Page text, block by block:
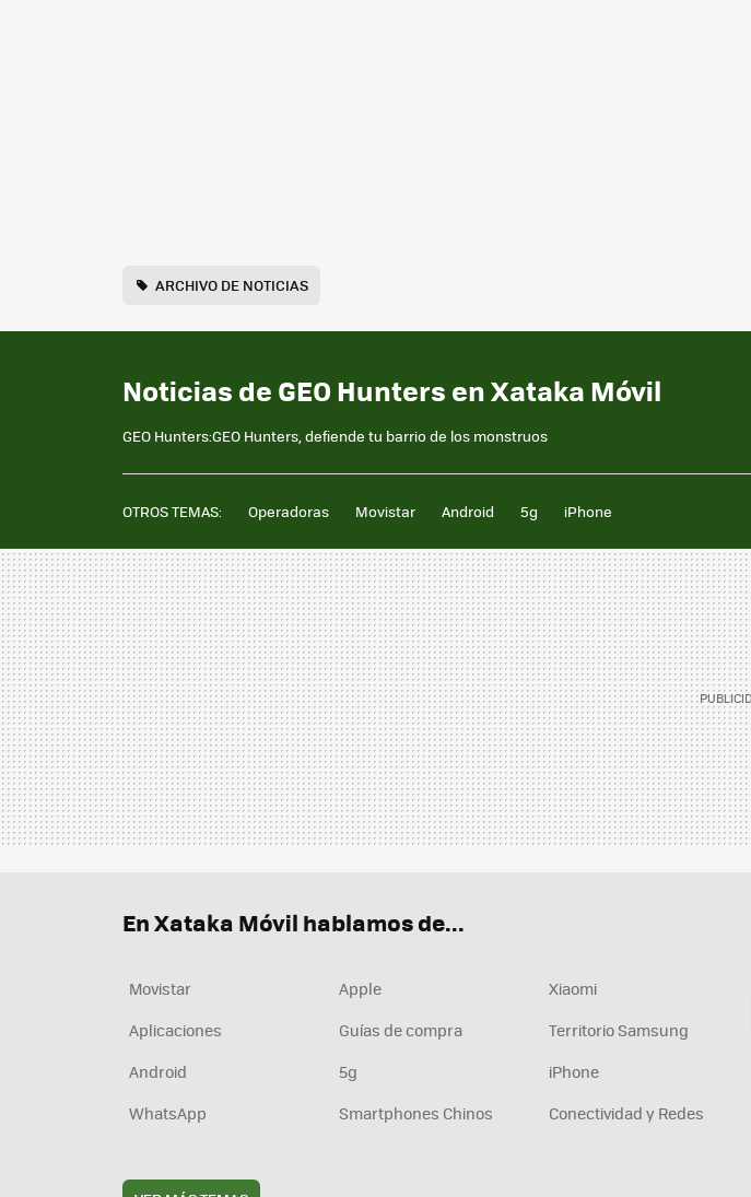
ARCHIVO DE NOTICIAS
Noticias de GEO Hunters en Xataka Móvil
GEO Hunters:GEO Hunters, defiende tu barrio de los monstruos
OTROS TEMAS: Operadoras Movistar Android 5g iPhone
En Xataka Móvil hablamos de...
Movistar Apple
Xiaomi
Aplicaciones
Guías de compra
Territorio Samsung
Android
5g
iPhone
WhatsApp
Smartphones Chinos Conectividad y Redes